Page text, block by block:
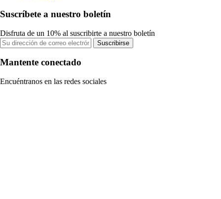
Suscríbete a nuestro boletín
Disfruta de un 10% al suscribirte a nuestro boletín
Suscribirse
Mantente conectado
Encuéntranos en las redes sociales